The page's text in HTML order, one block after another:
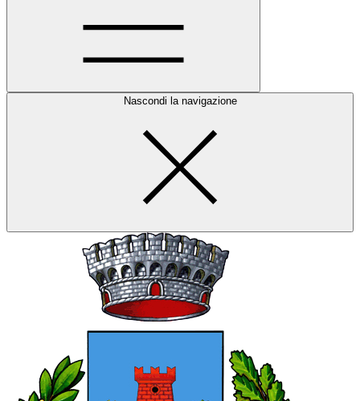
Nascondi la navigazione